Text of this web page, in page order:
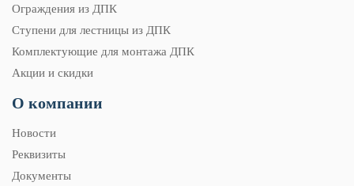
Ограждения из ДПК
Ступени для лестницы из ДПК
Комплектующие для монтажа ДПК
Акции и скидки
О компании
Новости
Реквизиты
Документы